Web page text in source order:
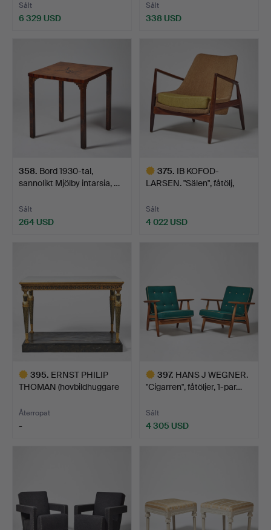
Sålt
6 329 USD
Sålt
338 USD
358. Bord 1930-tal,
sannolikt Mjölby intarsia, …
Sålt
264 USD
375. IB KOFOD-
LARSEN. "Sälen", fåtölj,
Sålt
4 022 USD
395. ERNST PHILIP
THOMAN (hovbildhuggare
Återropat
-
397. HANS J WEGNER.
"Cigarren", fåtöljer, 1-par…
Sålt
4 305 USD